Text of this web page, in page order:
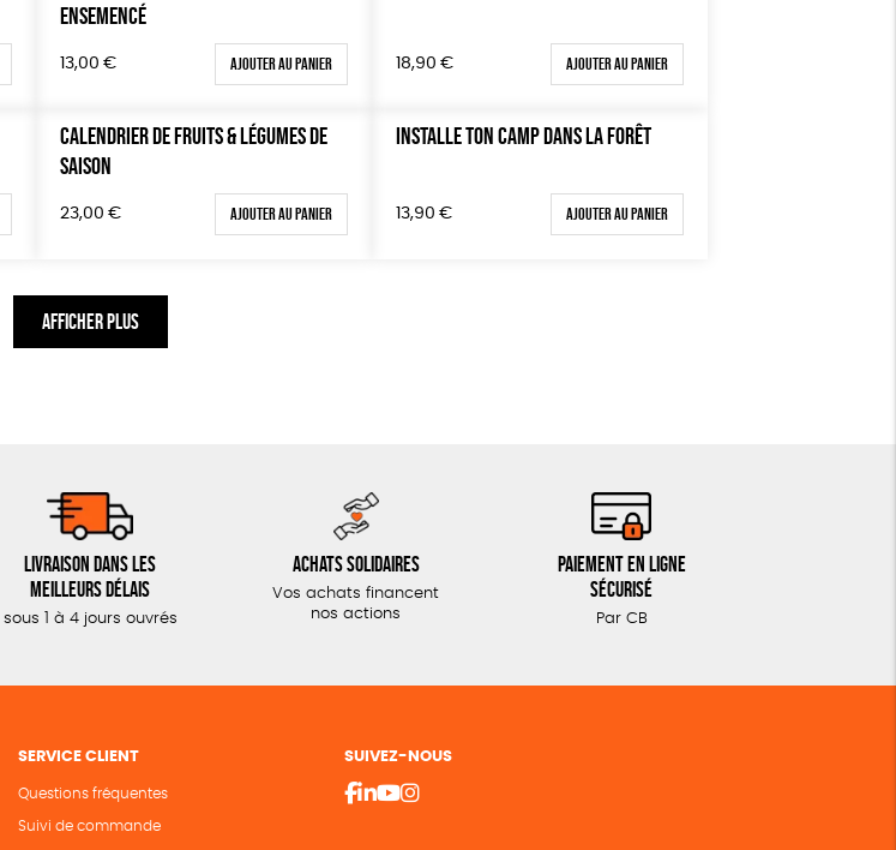
ENSEMENCÉ
13,00 € Ajouter au panier 18,90 € Ajouter au panier
CALENDRIER DE FRUITS & LÉGUMES DE
SAISON
23,00 € Ajouter au panier
INSTALLE TON CAMP DANS LA FORÊT
13,90 € Ajouter au panier
AFFICHER PLUS
Livraison dans les
meilleurs délais
sous 1 à 4 jours ouvrés
Achats solidaires
Vos achats financent
nos actions
Paiement en ligne
sécurisé
Par CB
SERVICE CLIENT
Questions fréquentes
Suivi de commande
SUIVEZ-NOUS